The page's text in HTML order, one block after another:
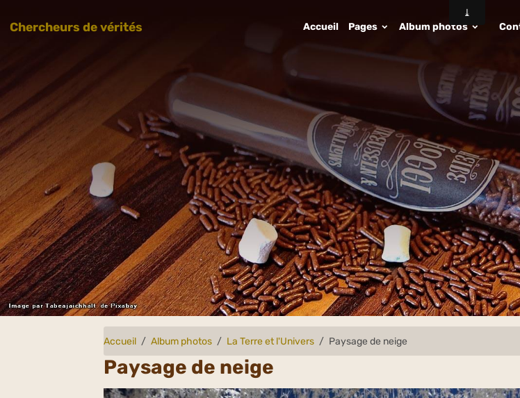
Chercheurs de vérités Accueil Pages Album photos
Accueil Album photos La Terre et l'Univers Paysage de neige
Paysage de neige